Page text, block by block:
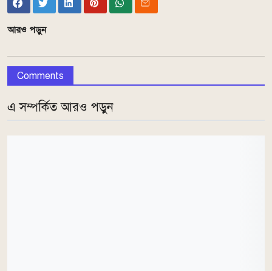
আরও পড়ুন
Comments
এ সম্পর্কিত আরও পড়ুন